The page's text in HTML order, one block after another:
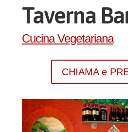
Taverna
Cucina Vegetariana
CHIAMA e